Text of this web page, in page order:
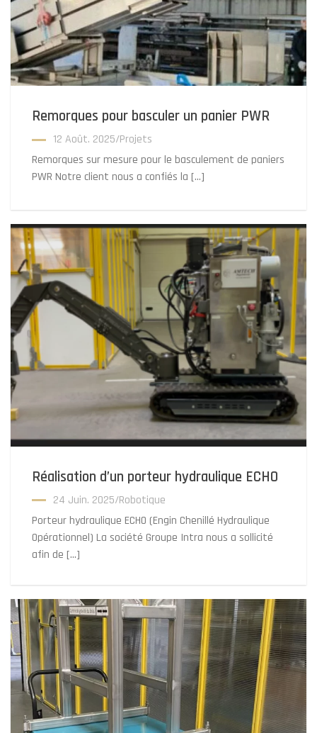
Remorques pour basculer un panier PWR
12 Août. 2025/Projets
Remorques sur mesure pour le basculement de paniers
PWR Notre client nous a confiés la […]
Réalisation d’un porteur hydraulique ECHO
24 Juin. 2025/Robotique
Porteur hydraulique ECHO (Engin Chenillé Hydraulique
Opérationnel) La société Groupe Intra nous a sollicité
afin de […]